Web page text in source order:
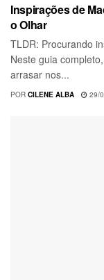
Inspirações de
o Olhar
TLDR: Procurando
Neste guia
arrasar nos...
POR CILENE ALBA 29/